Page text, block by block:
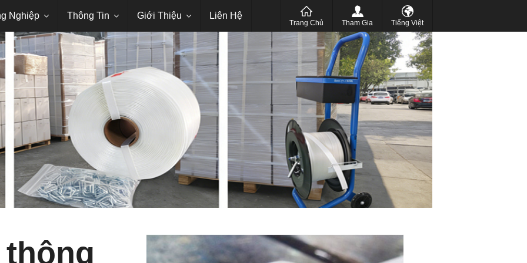
Trang Chủ Tham Gia Tiếng Việt
Nghiệp
Khác Thông Tin
Trừ
Giới Thiệu
Tin Tức Liên Hệ
русский